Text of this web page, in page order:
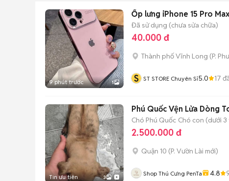
9 phút trước 1
Ốp lưng iPhone 15 Pro
Đã sử dụng (chưa sửa chữa)
40.000 đ
Thành phố Vĩnh Long (P.
S ST STORE Chuyên Sỉ5.0 17
Tin ưu tiên 3
Phú Quốc Vện Lửa Dòng
Chó Phú Quốc Chó con (dưới
2.500.000 đ
Quận 10 (P. Vườn Lài mới)
Shop Thú Cưng PenTa 4.8